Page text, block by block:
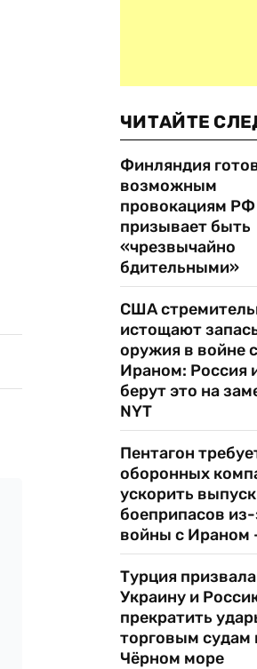
ЧИТАЙТЕ
Финляндия
возможным
провокациям
призывает быть
«чрезвычайно
бдительными»
США
истощают
оружия в войне с
Ираном: Россия
берут это на
NYT
Пентагон
оборонных
ускорить выпуск
боеприпасов
войны с Ираном
Турция призвала
Украину и
прекратить
торговым судам
Чёрном море